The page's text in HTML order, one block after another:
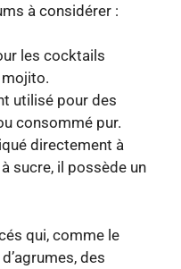
à considérer :
les cocktails
utilisé pour des
consommé pur.
directement à
sucre, il possède un
qui, comme le
des